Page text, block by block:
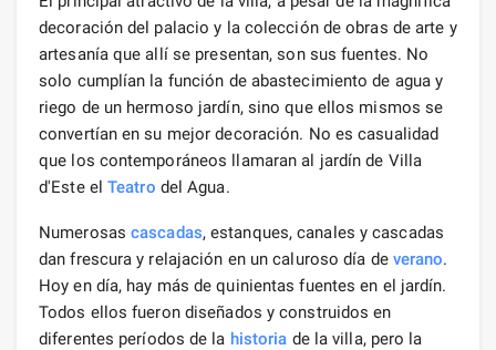
decoración del palacio y la colección de obras de arte y
artesanía que allí se presentan, son sus fuentes. No
solo cumplían la función de abastecimiento de agua y
riego de un hermoso jardín, sino que ellos mismos se
convertían en su mejor decoración. No es casualidad
que los contemporáneos llamaran al jardín de Villa
d'Este el Teatro del Agua.
Numerosas cascadas, estanques, canales y cascadas
dan frescura y relajación en un caluroso día de verano.
Hoy en día, hay más de quinientas fuentes en el jardín.
Todos ellos fueron diseñados y construidos en
diferentes períodos de la historia de la villa, pero la